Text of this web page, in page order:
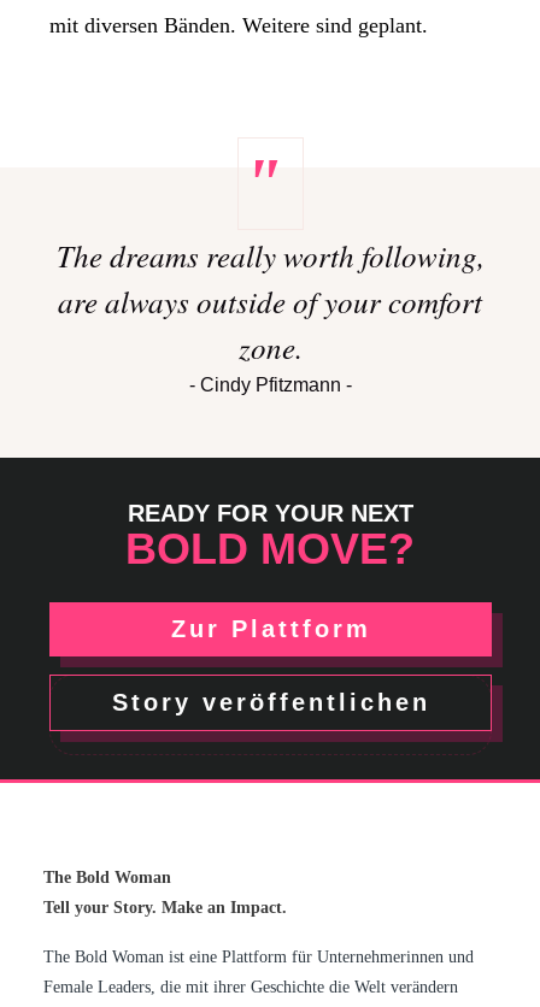
mit diversen Bänden. Weitere sind geplant.
"
The dreams really worth following,
are always outside of your comfort
zone.
- Cindy Pfitzmann -
READY FOR YOUR NEXT
BOLD MOVE?
Zur Plattform
Story veröffentlichen
The Bold Woman
Tell your Story. Make an Impact.
The Bold Woman ist eine Plattform für Unternehmerinnen und
Female Leaders, die mit ihrer Geschichte die Welt verändern